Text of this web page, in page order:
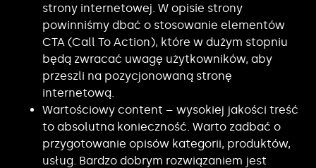
strony internetowej. W opisie strony
powinniśmy dbać o stosowanie elementów
CTA (Call To Action), które w dużym stopniu
będą zwracać uwagę użytkowników, aby
przeszli na pozycjonowaną stronę
internetową.
Wartościowy content – wysokiej jakości treść
to absolutna konieczność. Warto zadbać o
przygotowanie opisów kategorii, produktów,
usług. Bardzo dobrym rozwiązaniem jest